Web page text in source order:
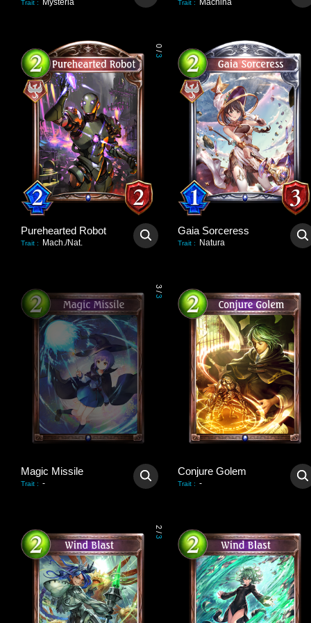
Trait : Mysteria Trait : Machina
0
/
3
Purehearted Robot
Trait : Mach./Nat.
Gaia Sorceress
Trait : Natura
3
/
3
Magic Missile
Trait : -
Conjure Golem
Trait : -
2
/
3